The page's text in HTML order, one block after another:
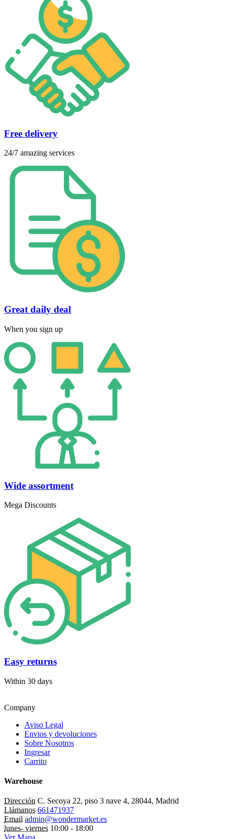
Free delivery
24/7 amazing services
Great daily deal
When you sign up
Wide assortment
Mega Discounts
Easy returns
Within 30 days
Company
Aviso Legal
Envios y devoluciones
Sobre Nosotros
Ingresar
Carrito
Warehouse
Dirección C. Secoya 22, piso 3 nave 4, 28044, Madrid
Llámanos 661471937
Email admin@wondermarket.es
lunes- viernes 10:00 - 18:00